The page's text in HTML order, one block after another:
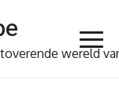
wereld